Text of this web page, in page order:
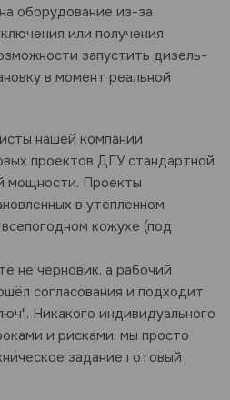
оборудование из-за
или получения
запустить дизель-
в момент реальной
нашей компании
проектов ДГУ стандартной
мощности. Проекты
в утепленном
кожухе (под
не черновик, а рабочий
согласования и подходит
Никакого индивидуального
и рисками: мы просто
задание готовый